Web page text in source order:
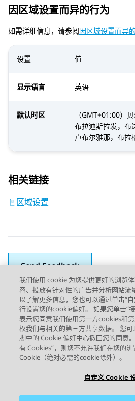
因区域设置而异的行为
如需详细信息，请参阅因区域设置而异
设置 值
显示语言 英语
默认时区
（GMT+01:00）贝
布拉迪斯拉发，布
卢布尔雅那，布拉
相关链接
区域设置
Send Feedback
Topic navigation
上一主题
STAY CONNECTED
我们使用 cookie 为您提供更好的浏览
容、投放有针对性的广告并分析网站流
以了解更多信息，您也可以通过单击“
行设置您的cookie偏好。 如果您单击“
表示您同意我们使用第一方cookies和
权我们与相关的第三方共享数据。 您
脚中的 Cookie 偏好中心撤回您的同意
有 Cookies”，则您不允许我们在您的
Cookie（绝对必需的cookie除外）。
自定义 Cookie